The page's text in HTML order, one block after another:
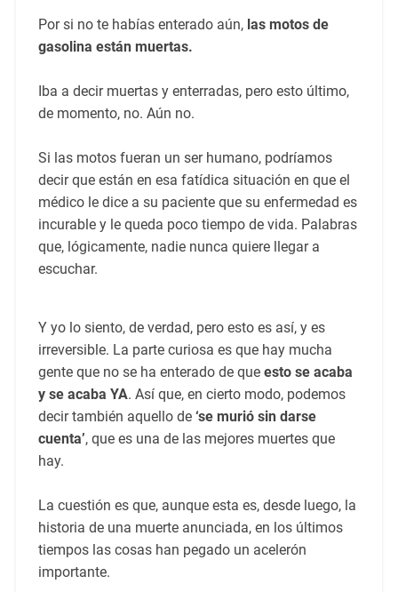
Por si no te habías enterado aún, las motos de
gasolina están muertas.
Iba a decir muertas y enterradas, pero esto último,
de momento, no. Aún no.
Si las motos fueran un ser humano, podríamos
decir que están en esa fatídica situación en que el
médico le dice a su paciente que su enfermedad es
incurable y le queda poco tiempo de vida. Palabras
que, lógicamente, nadie nunca quiere llegar a
escuchar.
Y yo lo siento, de verdad, pero esto es así, y es
irreversible. La parte curiosa es que hay mucha
gente que no se ha enterado de que esto se acaba
y se acaba YA. Así que, en cierto modo, podemos
decir también aquello de ‘se murió sin darse
cuenta’, que es una de las mejores muertes que
hay.
La cuestión es que, aunque esta es, desde luego, la
historia de una muerte anunciada, en los últimos
tiempos las cosas han pegado un acelerón
importante.